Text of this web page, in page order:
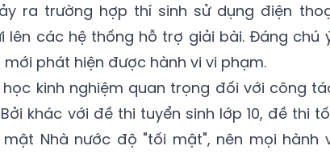
ra trường hợp thí sinh sử dụng điện
các hệ thống hỗ trợ giải bài. Đáng chú
phát hiện được hành vi vi phạm.
kinh nghiệm quan trọng đối với công
khác với đề thi tuyển sinh lớp 10, đề thi
Nhà nước độ "tối mật", nên mọi hành